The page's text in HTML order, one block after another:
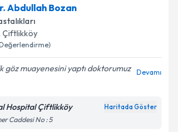
Abdullah Bozan
Çiftlikköy
göz muayenesini yaptı doktorumuz
Devamı
Hospital Çiftlikköy Haritada Göster
Caddesi No : 5